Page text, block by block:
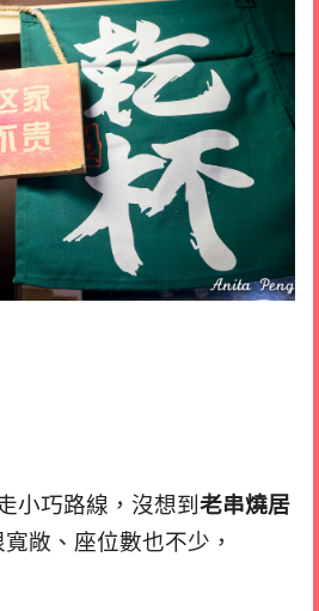
小巧路線，沒想到 老串燒居
敞、座位數也不少，